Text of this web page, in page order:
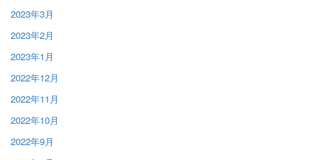
2023年3月
2023年2月
2023年1月
2022年12月
2022年11月
2022年10月
2022年9月